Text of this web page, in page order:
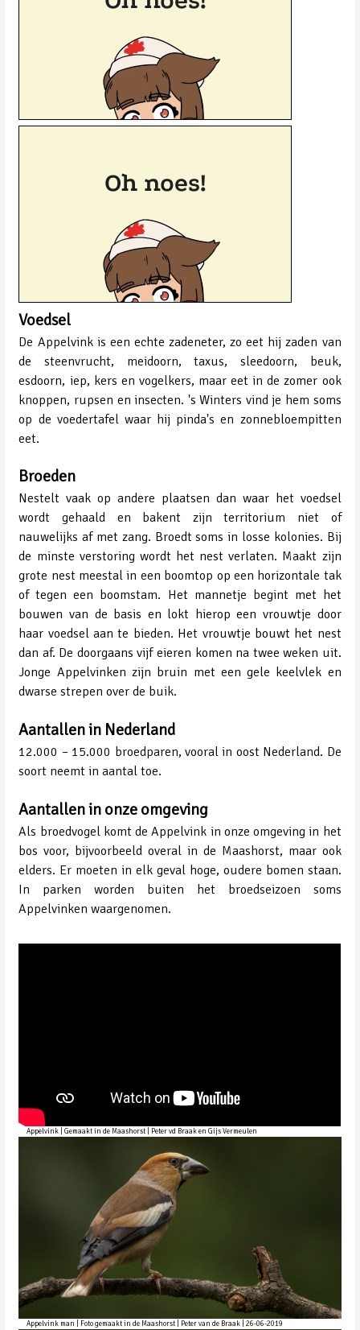
Voedsel
De Appelvink is een echte zadeneter, zo eet hij zaden van
de steenvrucht, meidoorn, taxus, sleedoorn, beuk,
esdoorn, iep, kers en vogelkers, maar eet in de zomer ook
knoppen, rupsen en insecten. 's Winters vind je hem soms
op de voedertafel waar hij pinda's en zonnebloempitten
eet.
Broeden
Nestelt vaak op andere plaatsen dan waar het voedsel
wordt gehaald en bakent zijn territorium niet of
nauwelijks af met zang. Broedt soms in losse kolonies. Bij
de minste verstoring wordt het nest verlaten. Maakt zijn
grote nest meestal in een boomtop op een horizontale tak
of tegen een boomstam. Het mannetje begint met het
bouwen van de basis en lokt hierop een vrouwtje door
haar voedsel aan te bieden. Het vrouwtje bouwt het nest
dan af. De doorgaans vijf eieren komen na twee weken uit.
Jonge Appelvinken zijn bruin met een gele keelvlek en
dwarse strepen over de buik.
Aantallen in Nederland
12.000 – 15.000 broedparen, vooral in oost Nederland. De
soort neemt in aantal toe.
Aantallen in onze omgeving
Als broedvogel komt de Appelvink in onze omgeving in het
bos voor, bijvoorbeeld overal in de Maashorst, maar ook
elders. Er moeten in elk geval hoge, oudere bomen staan.
In parken worden buiten het broedseizoen soms
Appelvinken waargenomen.
Appelvink | Gemaakt in de Maashorst | Peter vd Braak en Gijs Vermeulen
Appelvink man | Foto gemaakt in de Maashorst | Peter van de Braak | 26-06-2019